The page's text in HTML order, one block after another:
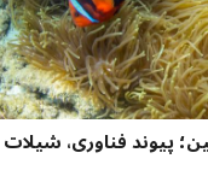
پیوند فناوری،